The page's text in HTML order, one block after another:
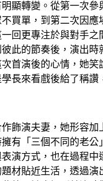
顯轉變。從第一次參
買單，到第二次因應
回更專注於與對手之
此的節奏後，演出時
首演後的心情，她笑
長來看戲後給了稱讚
飾演夫妻，她形容加
有「三個不同的老公
演方式，也在過程中
材貼近生活，透過演